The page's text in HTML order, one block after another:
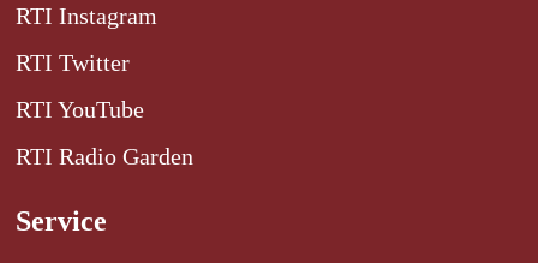
RTI Instagram
RTI Twitter
RTI YouTube
RTI Radio Garden
Service